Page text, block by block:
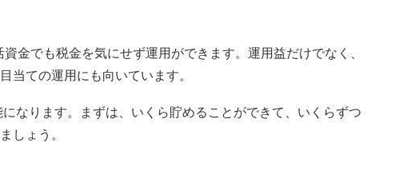
金でも税金を気にせず運用ができます。運用益だけでなく、
当ての運用にも向いています。
なります。まずは、いくら貯めることができて、いくらずつ
しょう。